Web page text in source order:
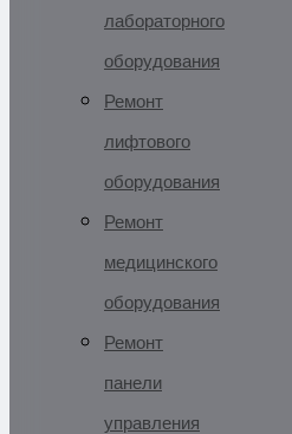
лабораторного
оборудования
Ремонт
лифтового
оборудования
Ремонт
медицинского
оборудования
Ремонт
панели
управления